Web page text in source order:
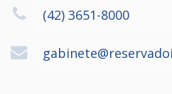
(42) 3651-8000